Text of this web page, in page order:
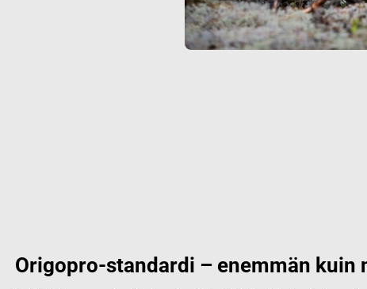
Origopro-standardi – enemmän kuin